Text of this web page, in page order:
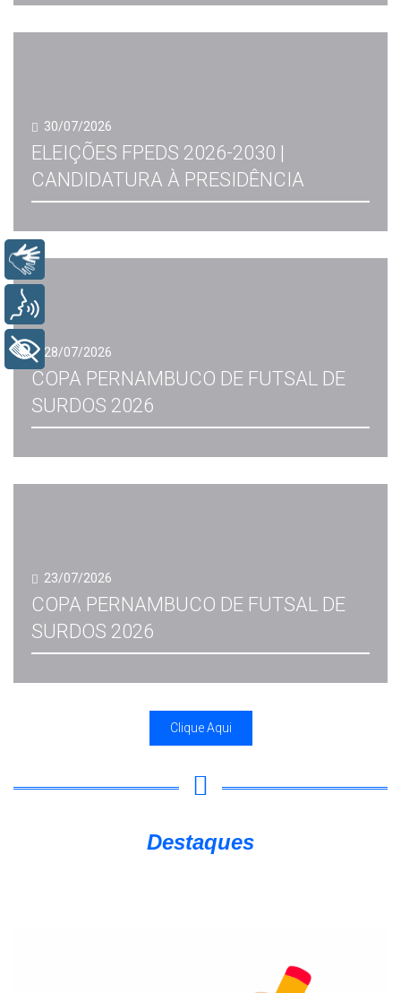
30/07/2026
ELEIÇÕES FPEDS 2026-2030 |
CANDIDATURA À PRESIDÊNCIA
28/07/2026
COPA PERNAMBUCO DE FUTSAL DE
SURDOS 2026
23/07/2026
COPA PERNAMBUCO DE FUTSAL DE
SURDOS 2026
Clique Aqui
Destaques
Libras
+ Acessibilidade